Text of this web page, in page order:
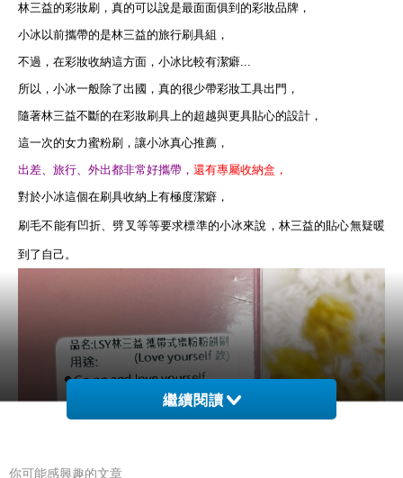
林三益的彩妝刷，真的可以說是最面面俱到的彩妝品牌，
小冰以前攜帶的是林三益的旅行刷具組，
不過，在彩妝收納這方面，小冰比較有潔癖...
所以，小冰一般除了出國，真的很少帶彩妝工具出門，
隨著林三益不斷的在彩妝刷具上的超越與更具貼心的設計，
這一次的女力蜜粉刷，讓小冰真心推薦，
出差、旅行、外出都非常好攜帶， 還有專屬收納盒，
對於小冰這個在刷具收納上有極度潔癖，
刷毛不能有凹折、劈叉等等要求標準的小冰來說，林三益的貼心無疑暖
到了自己。
繼續閱讀
你可能感興趣的文章